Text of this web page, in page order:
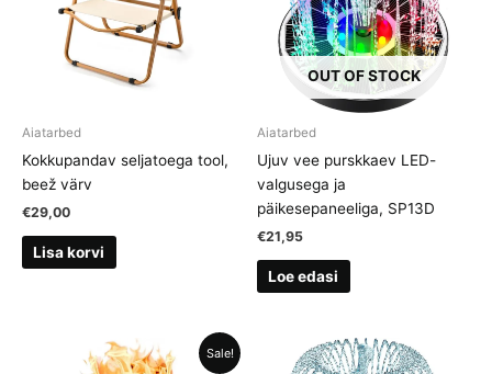
Aiatarbed
Kokkupandav seljatoega tool,
beež värv
€29,00
Lisa korvi
OUT OF STOCK
Aiatarbed
Ujuv vee purskkaev LED-
valgusega ja
päikesepaneeliga, SP13D
€21,95
Loe edasi
Sale!